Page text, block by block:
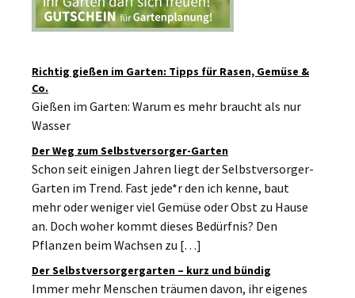
Richtig gießen im Garten: Tipps für Rasen, Gemüse &
Co.
Gießen im Garten: Warum es mehr braucht als nur
Wasser
Der Weg zum Selbstversorger-Garten
Schon seit einigen Jahren liegt der Selbstversorger-
Garten im Trend. Fast jede*r den ich kenne, baut
mehr oder weniger viel Gemüse oder Obst zu Hause
an. Doch woher kommt dieses Bedürfnis? Den
Pflanzen beim Wachsen zu […]
Der Selbstversorgergarten – kurz und bündig
Immer mehr Menschen träumen davon, ihr eigenes